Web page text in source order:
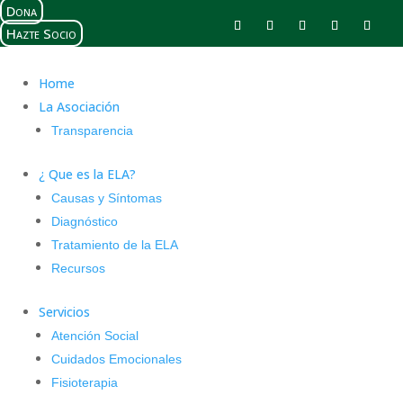
Dona
Hazte Socio
Home
La Asociación
Transparencia
¿ Que es la ELA?
Causas y Síntomas
Diagnóstico
Tratamiento de la ELA
Recursos
Servicios
Atención Social
Cuidados Emocionales
Fisioterapia